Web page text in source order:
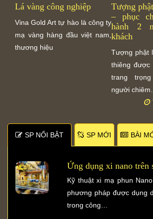
Lá vàng công nghiệp
Vina Gold Art tự hào là công ty
mạ vàng hàng đầu việt nam,
thương hiệu
Tượng
– phục
hành 2
khách
Tượng phật
thiêng
trang
người chiêm…
SP NỐI BẬT SP MỚI BÀI
Ứng dụng xi nano trên
Kỹ thuật xi mạ phun
phương pháp được dụng
trong công…